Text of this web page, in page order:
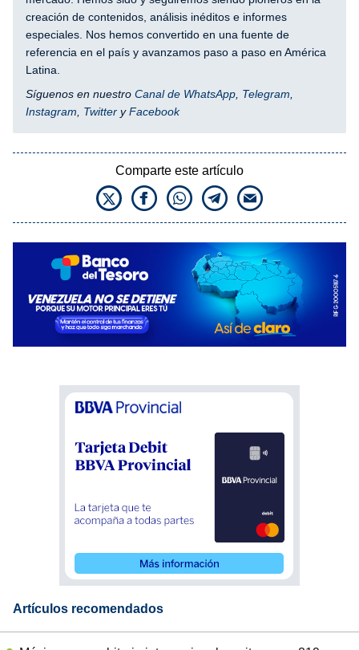
creación de contenidos, análisis inéditos e informes
especiales. Nos hemos convertido en una fuente de
referencia en el país y avanzamos paso a paso en América
Latina.
Síguenos en nuestro Canal de WhatsApp Telegram
Instagram
Twitter yFacebook
Comparte este artículo
Artículos recomendados